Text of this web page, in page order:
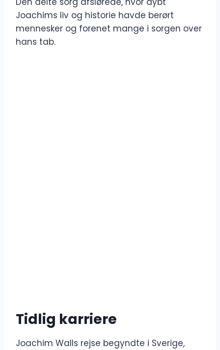
Joachims liv og historie havde berørt
mennesker og forenet mange i sorgen over
hans tab.
Tidlig karriere
Joachim Walls rejse begyndte i Sverige,